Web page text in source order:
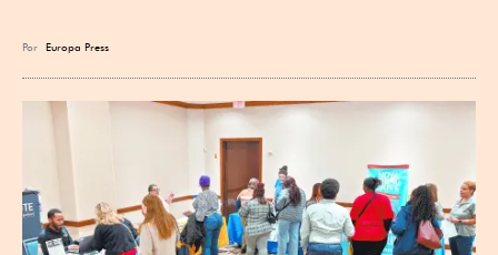
Por Europa Press